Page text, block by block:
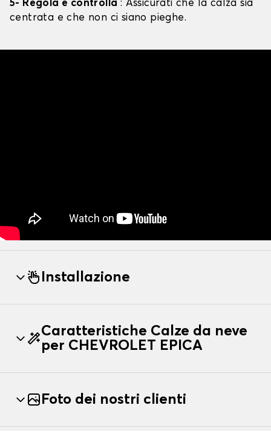
5- Regola e controlla : Assicurati che la calza sia
centrata e che non ci siano pieghe.
Installazione
Caratteristiche Calze da neve
per CHEVROLET EPICA
Foto dei nostri clienti